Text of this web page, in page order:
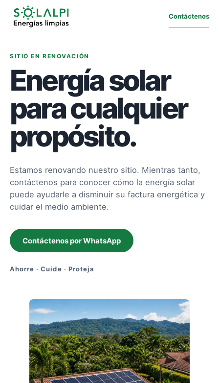
Contáctenos
SITIO EN RENOVACIÓN
Energía solar
para cualquier
propósito.
Estamos renovando nuestro sitio. Mientras tanto,
contáctenos para conocer cómo la energía solar
puede ayudarle a disminuir su factura energética y
cuidar el medio ambiente.
Contáctenos por WhatsApp
Ahorre · Cuide · Proteja